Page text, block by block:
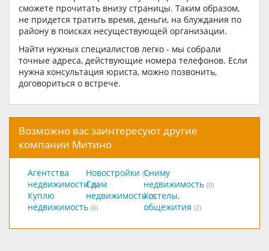
сможете прочитать внизу страницы. Таким образом,
не придется тратить время, деньги, на блуждания по
району в поисках несуществующей организации.
Найти нужных специалистов легко - мы собрали
точные адреса, действующие номера телефонов. Если
нужна консультация юриста, можно позвонить,
договориться о встрече.
Возможно вас заинтересуют другие
компании Митино
Агентства
недвижимости (8)
Куплю
недвижимость (0)
Новостройки (1)
Сдам
недвижимость (3)
Сниму
недвижимость (0)
Хостелы,
общежития (2)